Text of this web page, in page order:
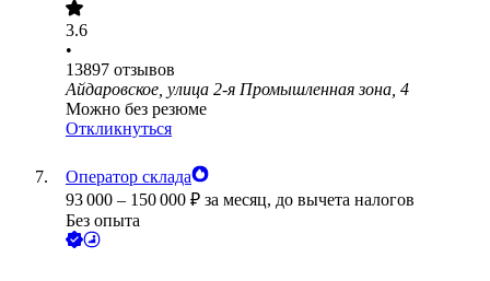
3.6
•
13897 отзывов
Айдаровское, улица 2-я Промышленная зона, 4
Можно без резюме
Откликнуться
Оператор склада
93 000 – 150 000 ₽ за месяц, до вычета налогов
Без опыта